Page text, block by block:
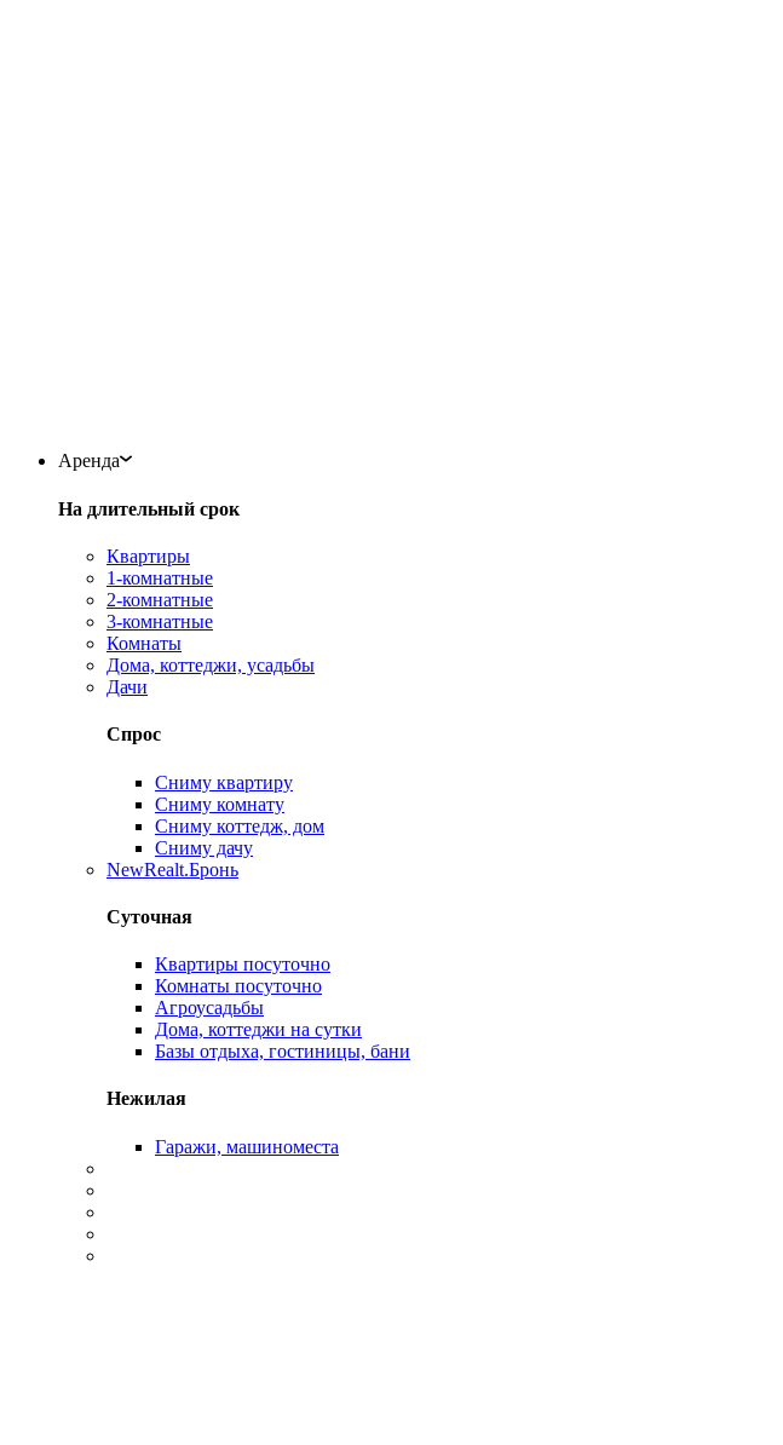
Аренда
На длительный срок
Квартиры
1-комнатные
2-комнатные
3-комнатные
Комнаты
Дома, коттеджи, усадьбы
Дачи
Спрос
Сниму квартиру
Сниму комнату
Сниму коттедж, дом
Сниму дачу
NewRealt.Бронь
Суточная
Квартиры посуточно
Комнаты посуточно
Агроусадьбы
Дома, коттеджи на сутки
Базы отдыха, гостиницы, бани
Нежилая
Гаражи, машиноместа